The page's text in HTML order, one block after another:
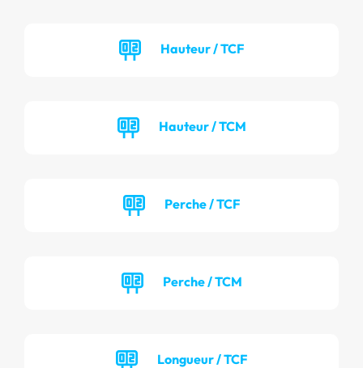
Hauteur / TCF
Hauteur / TCM
Perche / TCF
Perche / TCM
Longueur / TCF